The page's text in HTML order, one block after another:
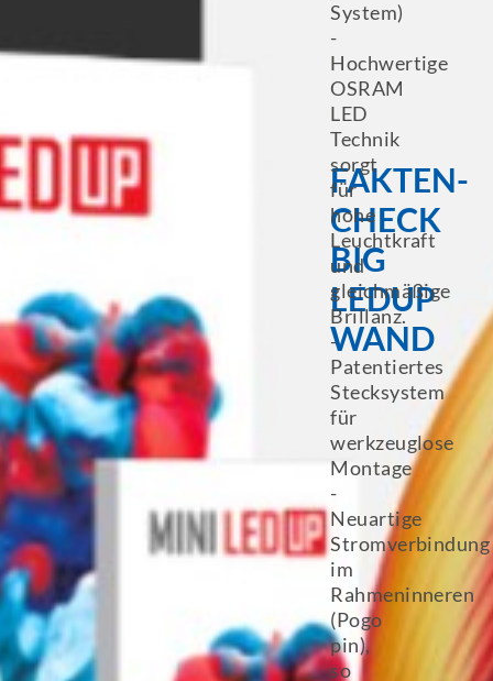
FAKTEN-
CHECK
BIG
LEDUP
WAND
System)
-
Hochwertige
OSRAM
LED
Technik
sorgt
für
hohe
Leuchtkraft
und
gleichmäßige
Brillanz.
-
Patentiertes
Stecksystem
für
werkzeuglose
Montage
-
Neuartige
Stromverbindung
im
Rahmeninneren
(Pogo
pin),
so